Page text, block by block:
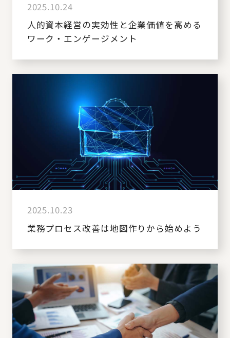
2025.10.24
人的資本経営の実効性と企業価値を高める
ワーク・エンゲージメント
2025.10.23
業務プロセス改善は地図作りから始めよう